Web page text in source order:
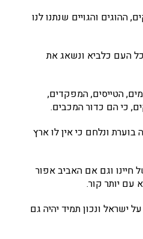
ההוגים והגויים שנתנו לנו
העם כלביא ונשאג את
הטייסים, המפקדים,
כי הם כדור המכבים.
ונלחם כי אין לו ארץ
חיינו וגם אם האביב אפור
עם יותר קור.
ישראל ונכון תמיד יהיה גם